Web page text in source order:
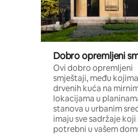
Dobro opremljeni
Ovi dobro opremljeni
smještaji, među
drvenih kuća na
lokacijama u
stanova u urbanim
imaju sve sadržaje koji
potrebni u vašem